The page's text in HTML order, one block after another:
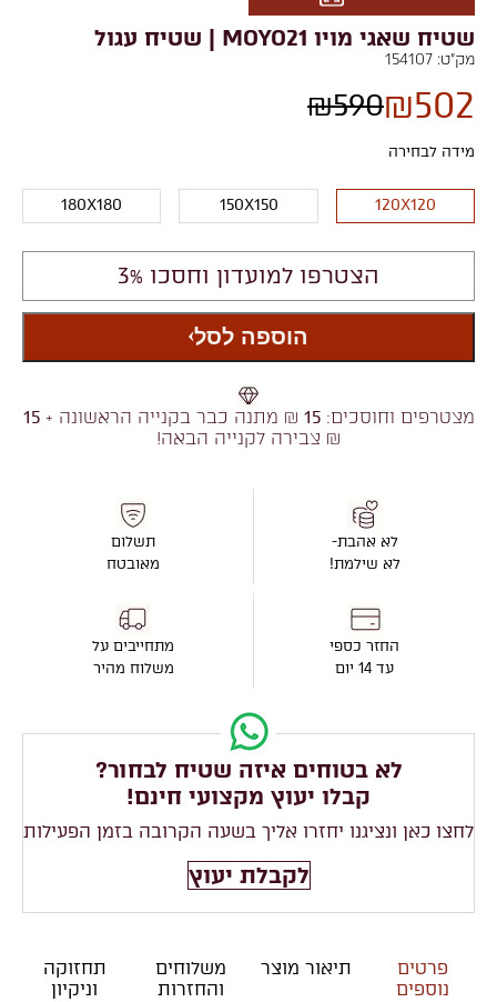
שטיח שאגי מויו MOYO21 | שטיח עגול
מק"ט: 154107
₪590₪502
מידה לבחירה
120X120
150X150
180X180
הצטרפו למועדון וחסכו 3%
הוספה לסל
מצטרפים וחוסכים:15 ₪ מתנה כבר בקנייה הראשונה +15
₪ צבירה לקנייה הבאה!
לא אהבת-
לא שילמת!
החזר כספי
עד 14 יום
תשלום
מאובטח
מתחייבים על
משלוח מהיר
לא בטוחים איזה שטיח לבחור?
קבלו יעוץ מקצועי חינם!
לחצו כאן ונציגנו יחזרו אליך בשעה הקרובה בזמן הפעילות
לקבלת יעוץ
פרטים
נוספים
תיאור מוצר
משלוחים
והחזרות
תחזוקה
וניקיון